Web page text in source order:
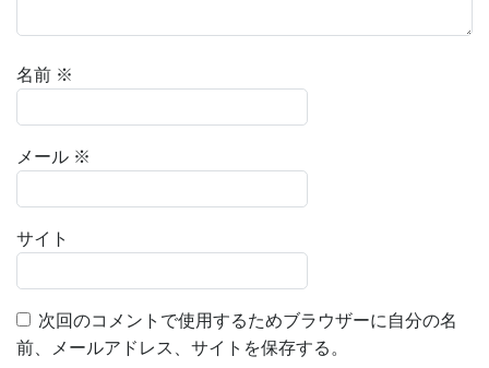
名前 ※
メール ※
サイト
次回のコメントで使用するためブラウザーに自分の名
前、メールアドレス、サイトを保存する。